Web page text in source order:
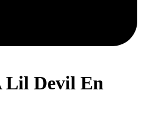
Lil Devil En